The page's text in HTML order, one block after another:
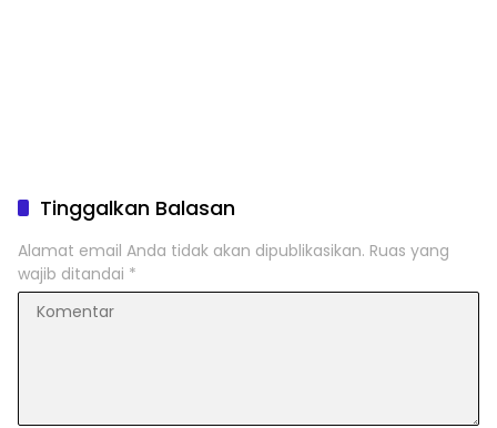
Tinggalkan Balasan
Alamat email Anda tidak akan dipublikasikan. Ruas yang
wajib ditandai *